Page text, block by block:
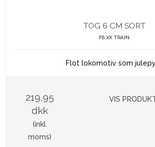
TOG 6 CM SORT
F6 XX TRAIN
Flot lokomotiv som
219,95
dkk
(inkl.
moms)
VIS